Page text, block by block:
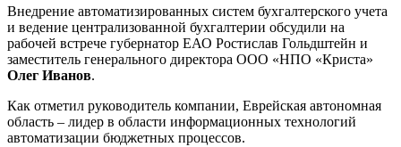
Внедрение автоматизированных систем бухгалтерского учета
и ведение централизованной бухгалтерии обсудили на
рабочей встрече губернатор ЕАО Ростислав Гольдштейн и
заместитель генерального директора ООО «НПО «Криста»
Олег Иванов.
Как отметил руководитель компании, Еврейская автономная
область – лидер в области информационных технологий
автоматизации бюджетных процессов.